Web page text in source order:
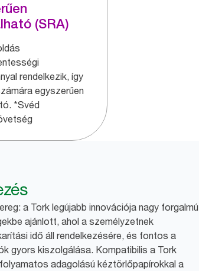
(SRA)
rendelkezik, így
egyszerűen
*Svéd
a Tork legújabb innovációja nagy forgalmú
ajánlott, ahol a személyzetnek
idő áll rendelkezésére, és fontos a
gyors kiszolgálása. Kompatibilis a Tork
adagolású kéztörlőpapírokkal a